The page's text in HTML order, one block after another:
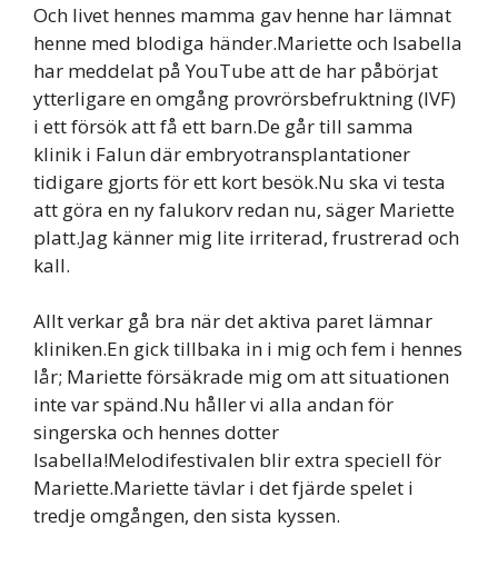
Och livet hennes mamma gav henne har lämnat
henne med blodiga händer.Mariette och Isabella
har meddelat på YouTube att de har påbörjat
ytterligare en omgång provrörsbefruktning (IVF)
i ett försök att få ett barn.De går till samma
klinik i Falun där embryotransplantationer
tidigare gjorts för ett kort besök.Nu ska vi testa
att göra en ny falukorv redan nu, säger Mariette
platt.Jag känner mig lite irriterad, frustrerad och
kall.
Allt verkar gå bra när det aktiva paret lämnar
kliniken.En gick tillbaka in i mig och fem i hennes
lår; Mariette försäkrade mig om att situationen
inte var spänd.Nu håller vi alla andan för
singerska och hennes dotter
Isabella!Melodifestivalen blir extra speciell för
Mariette.Mariette tävlar i det fjärde spelet i
tredje omgången, den sista kyssen.